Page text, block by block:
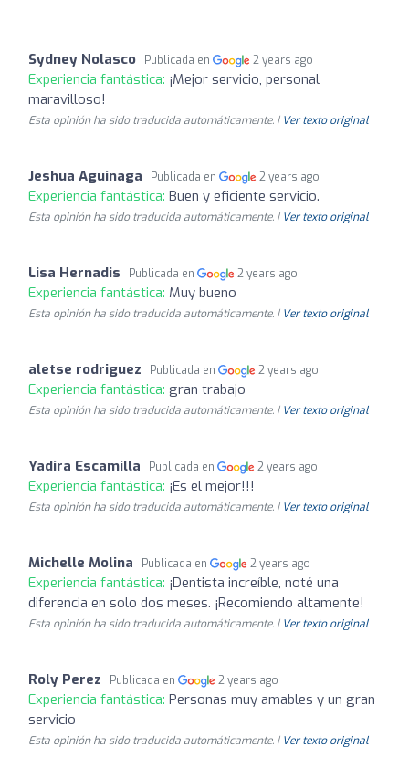
Sydney Nolasco Publicada en 2 years ago
Experiencia fantástica: ¡Mejor servicio, personal
maravilloso!
Esta opinión ha sido traducida automáticamente. | Ver texto original
Jeshua Aguinaga Publicada en 2 years ago
Experiencia fantástica: Buen y eficiente servicio.
Esta opinión ha sido traducida automáticamente. | Ver texto original
Lisa Hernadis Publicada en 2 years ago
Experiencia fantástica: Muy bueno
Esta opinión ha sido traducida automáticamente. | Ver texto original
aletse rodriguez Publicada en 2 years ago
Experiencia fantástica: gran trabajo
Esta opinión ha sido traducida automáticamente. | Ver texto original
Yadira Escamilla Publicada en 2 years ago
Experiencia fantástica: ¡Es el mejor!!!
Esta opinión ha sido traducida automáticamente. | Ver texto original
Michelle Molina Publicada en 2 years ago
Experiencia fantástica: ¡Dentista increíble, noté una
diferencia en solo dos meses. ¡Recomiendo altamente!
Esta opinión ha sido traducida automáticamente. | Ver texto original
Roly Perez Publicada en 2 years ago
Experiencia fantástica: Personas muy amables y un gran
servicio
Esta opinión ha sido traducida automáticamente. | Ver texto original